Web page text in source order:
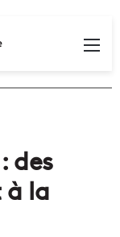
des
à la